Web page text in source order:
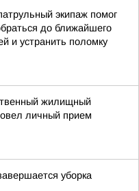
экипаж помог
до ближайшего
и устранить поломку
жилищный
личный прием
уборка